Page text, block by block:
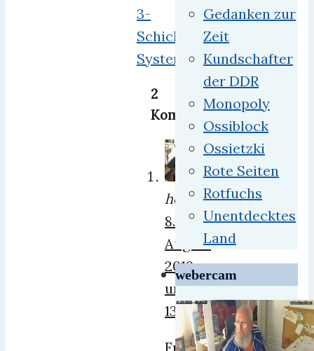
3-
Schicht-
System
2
Kommentare:
herrweber
8.
August
2019
um
13:20
Funktioniert
Gedanken zur
Zeit
Kundschafter
der DDR
Monopoly
Ossiblock
Ossietzki
Rote Seiten
Rotfuchs
Unentdecktes
Land
webercam